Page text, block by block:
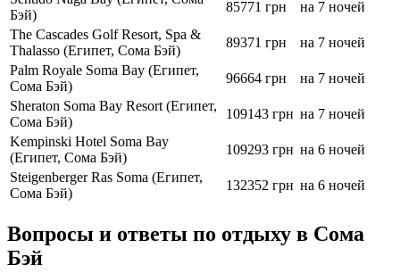
Бэй)
85771 грн
на 7 ночей
The Cascades Golf Resort, Spa &
Thalasso (Египет, Сома Бэй)
89371 грн
на 7 ночей
Palm Royale Soma Bay (Египет,
Сома Бэй)
96664 грн
на 7 ночей
Sheraton Soma Bay Resort (Египет,
Сома Бэй)
109143 грн на 7 ночей
Kempinski Hotel Soma Bay
(Египет, Сома Бэй)
109293 грн на 6 ночей
Steigenberger Ras Soma (Египет,
Сома Бэй)
132352 грн на 6 ночей
Вопросы и ответы по отдыху в Сома
Бэй